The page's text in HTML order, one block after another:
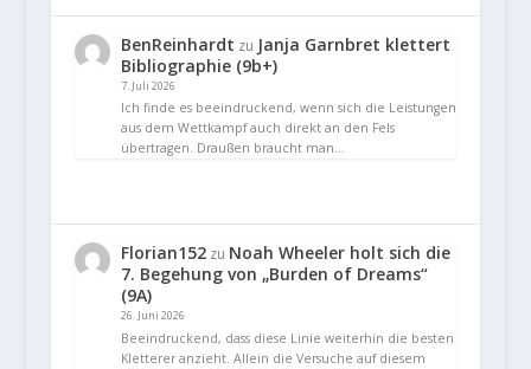
BenReinhardt zu Janja Garnbret klettert
Bibliographie (9b+)
7. Juli 2026
Ich finde es beeindruckend, wenn sich die Leistungen
aus dem Wettkampf auch direkt an den Fels
übertragen. Draußen braucht man…
Florian152zu Noah Wheeler holt sich die
7. Begehung von „Burden of Dreams“
(9A)
26. Juni 2026
Beeindruckend, dass diese Linie weiterhin die besten
Kletterer anzieht. Allein die Versuche auf diesem